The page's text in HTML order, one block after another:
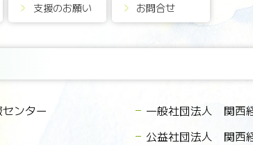
支援のお願い お問合せ
ンター
一般社団法人 関西
公益社団法人 関西